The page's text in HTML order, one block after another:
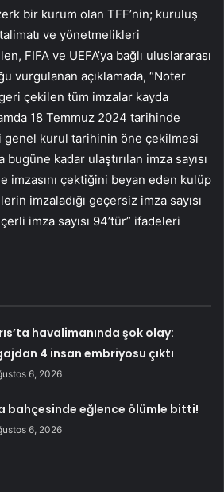
bir kurum olan TFF’nin; kuruluş
ve yönetmelikleri
FIFA ve UEFA’ya bağlı uluslararası
vurgulanan açıklamada, “Noter
çekilen tüm imzalar kayda
18 Temmuz 2024 tarihinde
genel kurul tarihinin öne çekilmesi
kadar ulaştırılan imza sayısı
imzasını çektiğini beyan eden kulüp
imzaladığı geçersiz imza sayısı
imza sayısı 94’tür” ifadeleri
havalimanında şok olay:
4 insan embriyosu çıktı
6, 2026
bahçesinde eğlence ölümle bitti!
6, 2026